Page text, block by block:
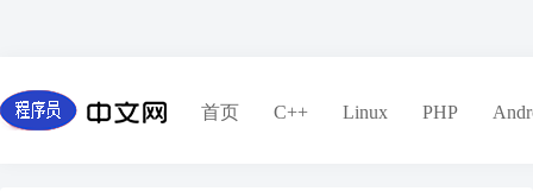
首页 C++ Linux PHP